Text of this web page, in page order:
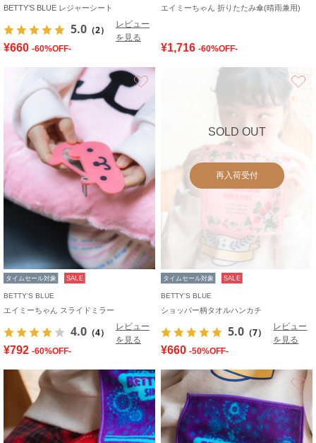
BETTY’S BLUE レジャーシート
5.0 （2）
レビュー
を見る
¥660 -60%OFF-
エイミーちゃん 折りたたみ傘(晴雨兼用)
¥1,716 -60%OFF-
お気に入り
タイムセール対象 SALE
BETTY'S BLUE
エイミーちゃん スライドミラー
4.0 （4）
レビュー
を見る
¥792 -60%OFF-
SOLD OUT
再入荷受付
タイムセール対象 SALE
BETTY'S BLUE
ショッパー柄タオルハンカチ
5.0 （7）
レビュー
を見る
¥660 -50%OFF-
お気に入り